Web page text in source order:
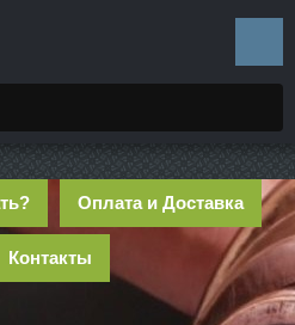
Оплата и Доставка
Контакты